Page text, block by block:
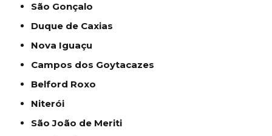
São Gonçalo
Duque de Caxias
Nova Iguaçu
Campos dos Goytacazes
Belford Roxo
Niterói
São João de Meriti